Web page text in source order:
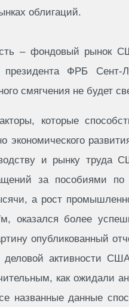
облигаций.
– фондовый рынок
президента ФРБ
смягчения не будет
которые
экономического
и рынку труда
за пособиями по
а рост
оказался более
опубликованный
деловой активности
как ожидали
названные данные